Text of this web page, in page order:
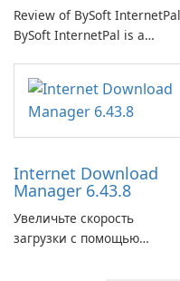
Review of BySoft InternetPal
BySoft InternetPal is a
application designed to
monitor your internet
connection and provide real-
time insights into its
Internet Download
Manager 6.43.8
Увеличьте скорость
загрузки с помощью